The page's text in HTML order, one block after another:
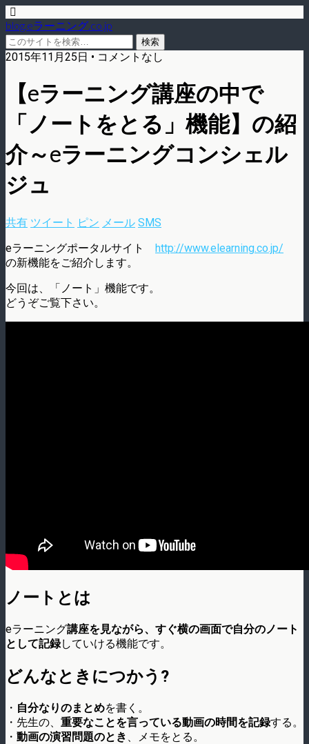
blog.eラーニング.co.jp
2015年11月25日 • コメントなし
【eラーニング講座の中で
「ノートをとる」機能】の紹
介～eラーニングコンシェル
ジュ
共有 ツイート ピン メール SMS
eラーニングポータルサイト http://www.elearning.co.jp/
の新機能をご紹介します。
今回は、「ノート」機能です。
どうぞご覧下さい。
ノートとは
eラーニング講座を見ながら、すぐ横の画面で自分のノート
として記録していける機能です。
どんなときにつかう?
・ 自分なりのまとめを書く。
・先生の、 重要なことを言っている動画の時間を記録する。
・ 動画の演習問題のとき 、メモをとる。